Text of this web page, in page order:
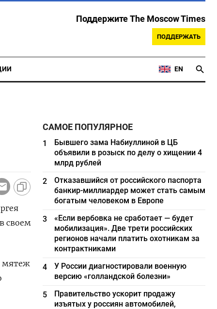
Поддержите The Moscow Times
ПОДДЕРЖАТЬ
EN
своем
мятеж
САМОЕ ПОПУЛЯРНОЕ
1
Бывшего зама Набиуллиной в ЦБ
объявили в розыск по делу о хищении 4
млрд рублей
2
Отказавшийся от российского паспорта
банкир-миллиардер может стать самым
богатым человеком в Европе
3
«Если вербовка не сработает — будет
мобилизация». Две трети российских
регионов начали платить охотникам за
контрактниками
4
У России диагностировали военную
версию «голландской болезни»
5
Правительство ускорит продажу
изъятых у россиян автомобилей,